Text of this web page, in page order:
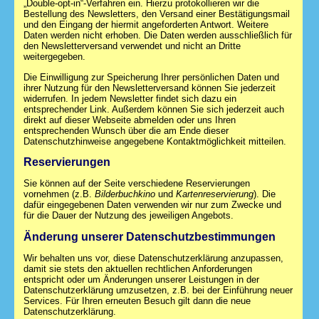
„Double-opt-in“-Verfahren ein. Hierzu protokollieren wir die
Bestellung des Newsletters, den Versand einer Bestätigungsmail
und den Eingang der hiermit angeforderten Antwort. Weitere
Daten werden nicht erhoben. Die Daten werden ausschließlich für
den Newsletterversand verwendet und nicht an Dritte
weitergegeben.
Die Einwilligung zur Speicherung Ihrer persönlichen Daten und
ihrer Nutzung für den Newsletterversand können Sie jederzeit
widerrufen. In jedem Newsletter findet sich dazu ein
entsprechender Link. Außerdem können Sie sich jederzeit auch
direkt auf dieser Webseite abmelden oder uns Ihren
entsprechenden Wunsch über die am Ende dieser
Datenschutzhinweise angegebene Kontaktmöglichkeit mitteilen.
Reservierungen
Sie können auf der Seite verschiedene Reservierungen
vornehmen (z.B.Bilderbuchkino undKartenreservierung). Die
dafür eingegebenen Daten verwenden wir nur zum Zwecke und
für die Dauer der Nutzung des jeweiligen Angebots.
Änderung unserer Datenschutzbestimmungen
Wir behalten uns vor, diese Datenschutzerklärung anzupassen,
damit sie stets den aktuellen rechtlichen Anforderungen
entspricht oder um Änderungen unserer Leistungen in der
Datenschutzerklärung umzusetzen, z.B. bei der Einführung neuer
Services. Für Ihren erneuten Besuch gilt dann die neue
Datenschutzerklärung.